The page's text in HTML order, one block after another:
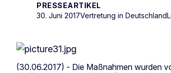
PRESSEARTIKEL
30. Juni 2017Vertretung in Deutschland
(30.06.2017) - Die Maßnahmen wurden